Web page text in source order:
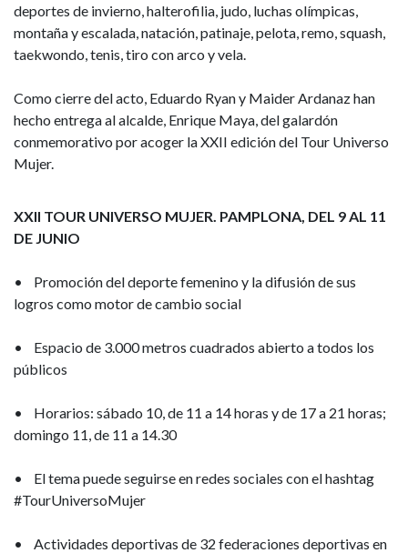
deportes de invierno, halterofilia, judo, luchas olímpicas,
montaña y escalada, natación, patinaje, pelota, remo, squash,
taekwondo, tenis, tiro con arco y vela.
Como cierre del acto, Eduardo Ryan y Maider Ardanaz han
hecho entrega al alcalde, Enrique Maya, del galardón
conmemorativo por acoger la XXII edición del Tour Universo
Mujer.
XXII TOUR UNIVERSO MUJER. PAMPLONA, DEL 9 AL 11
DE JUNIO
• Promoción del deporte femenino y la difusión de sus
logros como motor de cambio social
• Espacio de 3.000 metros cuadrados abierto a todos los
públicos
• Horarios: sábado 10, de 11 a 14 horas y de 17 a 21 horas;
domingo 11, de 11 a 14.30
• El tema puede seguirse en redes sociales con el hashtag
#TourUniversoMujer
• Actividades deportivas de 32 federaciones deportivas en